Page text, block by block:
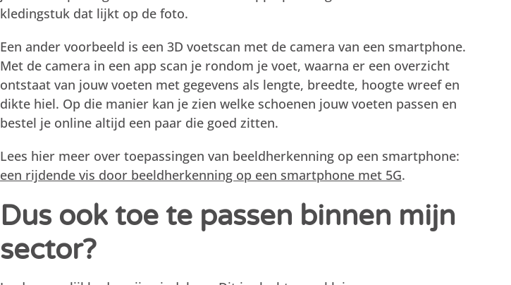
kledingstuk dat lijkt op de foto.
Een ander voorbeeld is een 3D voetscan met de camera van een smartphone.
Met de camera in een app scan je rondom je voet, waarna er een overzicht
ontstaat van jouw voeten met gegevens als lengte, breedte, hoogte wreef en
dikte hiel. Op die manier kan je zien welke schoenen jouw voeten passen en
bestel je online altijd een paar die goed zitten.
Lees hier meer over toepassingen van beeldherkenning op een smartphone:
een rijdende vis door beeldherkenning op een smartphone met 5G.
Dus ook toe te passen binnen mijn
sector?